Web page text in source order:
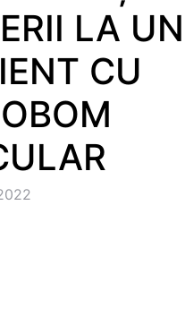
LA UN
CU